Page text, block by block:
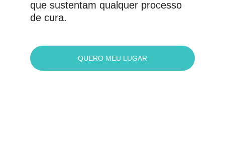
que sustentam qualquer processo
de cura.
QUERO MEU LUGAR